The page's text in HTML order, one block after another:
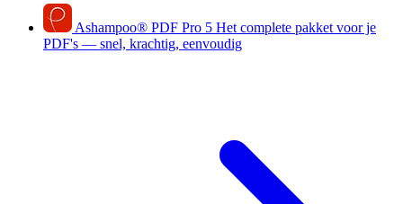
Ashampoo® PDF Pro 5 Het complete pakket voor je
PDF's — snel, krachtig, eenvoudig